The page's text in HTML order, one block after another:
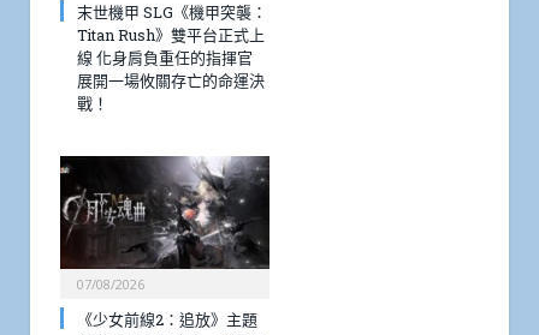
末世機甲 SLG《機甲突襲：
Titan Rush》雙平台正式上
線 化身肩負重任的指揮官
展開一場攸關存亡的命運決
戰！
07/08/2026
《少女前線2：追放》主題